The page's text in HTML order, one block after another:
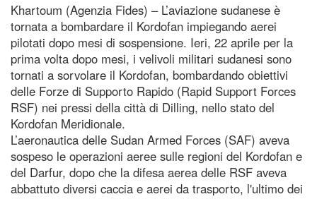
Khartoum (Agenzia Fides) – L’aviazione sudanese è
tornata a bombardare il Kordofan impiegando aerei
pilotati dopo mesi di sospensione. Ieri, 22 aprile per la
prima volta dopo mesi, i velivoli militari sudanesi sono
tornati a sorvolare il Kordofan, bombardando obiettivi
delle Forze di Supporto Rapido (Rapid Support Forces
RSF) nei pressi della città di Dilling, nello stato del
Kordofan Meridionale.
L’aeronautica delle Sudan Armed Forces (SAF) aveva
sospeso le operazioni aeree sulle regioni del Kordofan e
del Darfur, dopo che la difesa aerea delle RSF aveva
abbattuto diversi caccia e aerei da trasporto, l'ultimo dei